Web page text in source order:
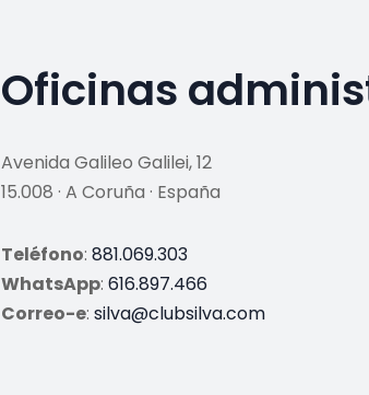
Oficinas
Avenida Galileo Galilei, 12
15.008 · A Coruña · España
Teléfono: 881.069.303
WhatsApp: 616.897.466
Correo-e: silva@clubsilva.com